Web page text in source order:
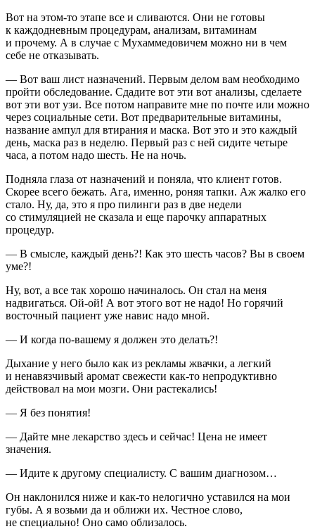
Вот на этом-то этапе все и сливаются. Они не готовы
к каждодневным процедурам, анализам, витаминам
и прочему. А в случае с Мухаммедовичем можно ни в чем
себе не отказывать.
— Вот ваш лист назначений. Первым делом вам необходимо
пройти обследование. Сдадите вот эти вот анализы, сделаете
вот эти вот узи. Все потом направите мне по почте или можно
через социальные сети. Вот предварительные витамины,
название ампул для втирания и маска. Вот это и это каждый
день, маска раз в неделю. Первый раз с ней сидите четыре
часа, а потом надо шесть. Не на ночь.
Подняла глаза от назначений и поняла, что клиент готов.
Скорее всего бежать. Ага, именно, роняя тапки. Аж жалко его
стало. Ну, да, это я про пилинги раз в две недели
со стимуляцией не сказала и еще парочку аппаратных
процедур.
— В смысле, каждый день?! Как это шесть часов? Вы в своем
уме?!
Ну, вот, а все так хорошо начиналось. Он стал на меня
надвигаться. Ой-ой! А вот этого вот не надо! Но горячий
восточный пациент уже навис надо мной.
— И когда по-вашему я должен это делать?!
Дыхание у него было как из рекламы жвачки, а легкий
и ненавязчивый аромат свежести как-то непродуктивно
действовал на мои мозги. Они растекались!
— Я без понятия!
— Дайте мне лекарство здесь и сейчас! Цена не имеет
значения.
— Идите к другому специалисту. С вашим диагнозом…
Он наклонился ниже и как-то нелогично уставился на мои
губы. А я возьми да и оближи их. Честное слово,
не специально! Оно само облизалось.